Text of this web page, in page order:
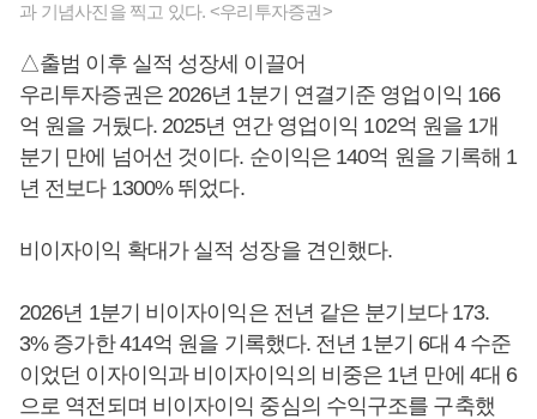
과 기념사진을 찍고 있다. <우리투자증권>
△출범 이후 실적 성장세 이끌어
우리투자증권은 2026년 1분기 연결기준 영업이익 166
억 원을 거뒀다. 2025년 연간 영업이익 102억 원을 1개
분기 만에 넘어선 것이다. 순이익은 140억 원을 기록해 1
년 전보다 1300% 뛰었다.
비이자이익 확대가 실적 성장을 견인했다.
2026년 1분기 비이자이익은 전년 같은 분기보다 173.
3% 증가한 414억 원을 기록했다. 전년 1분기 6대 4 수준
이었던 이자이익과 비이자이익의 비중은 1년 만에 4대 6
으로 역전되며 비이자이익 중심의 수익구조를 구축했